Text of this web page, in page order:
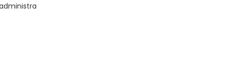
si pot fi modificate fara o anuntare prealabila.
obligatie contractuala.